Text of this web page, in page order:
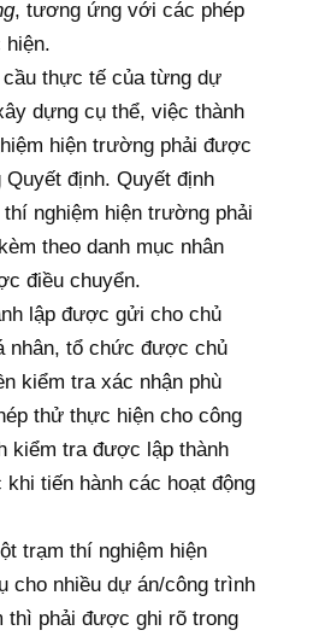
, tương ứng với các phép
thực tế của từng dự
dựng cụ thể, việc thành
hiện trường phải được
Quyết định. Quyết định
nghiệm hiện trường phải
theo danh mục nhân
điều chuyển.
lập được gửi cho chủ
nhân, tổ chức được chủ
kiểm tra xác nhận phù
thử thực hiện cho công
kiểm tra được lập thành
tiến hành các hoạt động
trạm thí nghiệm hiện
cho nhiều dự án/công trình
thì phải được ghi rõ trong